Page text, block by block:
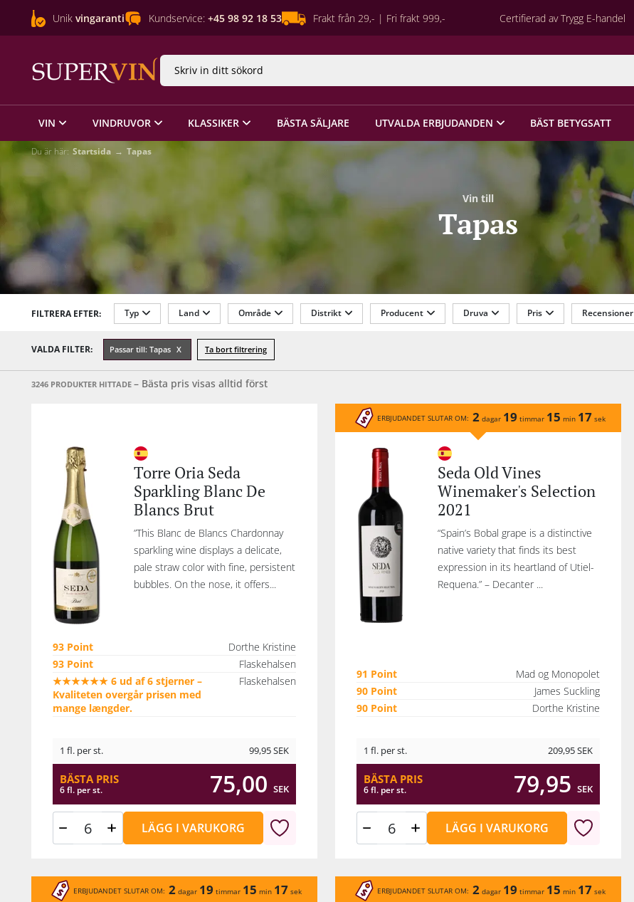
Unik vingaranti Kundservice: +45 98 92 18 53 Frakt från 29,- | Fri frakt 999,- Certifierad av Trygg E-handel
VIN VINDRUVOR KLASSIKER BÄSTA SÄLJARE UTVALDA ERBJUDANDEN BÄST BETYGSATT
Du är här: Startsida Tapas
Vin till
Tapas
FILTRERA EFTER: Typ Land Område Distrikt Producent Druva Pris Recensioner
Restflaskor Alkoholhalt %
Förslutning Förpackning Innehåll
VALDA FILTER: Passar till: Tapas Ta bort filtrering
3246 PRODUKTER HITTADE – Bästa pris visas alltid först
Torre Oria Seda
Sparkling Blanc De
Blancs Brut
”This Blanc de Blancs Chardonnay
sparkling wine displays a delicate,
pale straw color with fine, persistent
bubbles. On the nose, it offers...
93 Point
Dorthe Kristine
93 Point
Flaskehalsen
★★★★★★ 6 ud af 6 stjerner –
Kvaliteten overgår prisen med
mange længder.
Flaskehalsen
1 fl. per st. 99,95SEK
BÄSTA PRIS
6 fl. per st. 75,00 SEK
LÄGG I VARUKORG
ERBJUDANDET SLUTAR OM: 2dagar 19 timmar 15 min 17 sek
Seda Old Vines
Winemaker's Selection
2021
“Spain’s Bobal grape is a distinctive
native variety that finds its best
expression in its heartland of Utiel-
Requena.” – Decanter ...
91 Point
Mad og Monopolet
90 Point
James Suckling
90 Point
Dorthe Kristine
1 fl. per st. 209,95SEK
BÄSTA PRIS
6 fl. per st. 79,95 SEK
LÄGG I VARUKORG
ERBJUDANDET SLUTAR OM: 2dagar 19 timmar 15 min 17 sek ERBJUDANDET SLUTAR OM: 2dagar 19 timmar 15 min 17 sek